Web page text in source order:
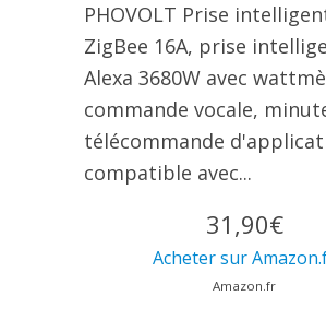
PHOVOLT Prise
ZigBee 16A, prise
Alexa 3680W avec
commande vocale,
télécommande
compatible avec...
31,90€
Acheter sur
Amazon.fr